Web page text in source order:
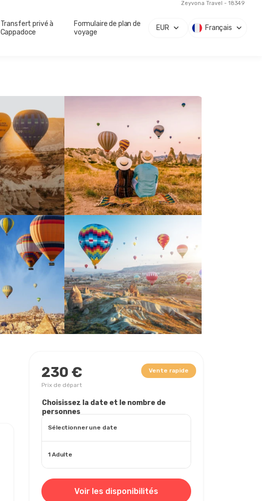
Zeyvona Travel - 18349
Transfert privé à
Cappadoce
Formulaire de plan de
voyage
EUR Français
Vente rapide
230 €
Prix ​​de départ
Choisissez la date et le nombre de
personnes
Sélectionner une date
1 Adulte
Voir les disponibilités